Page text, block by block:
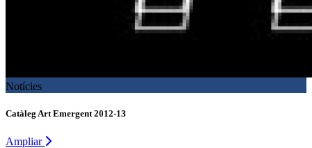
Notícies
Catàleg Art Emergent 2012-13
Ampliar